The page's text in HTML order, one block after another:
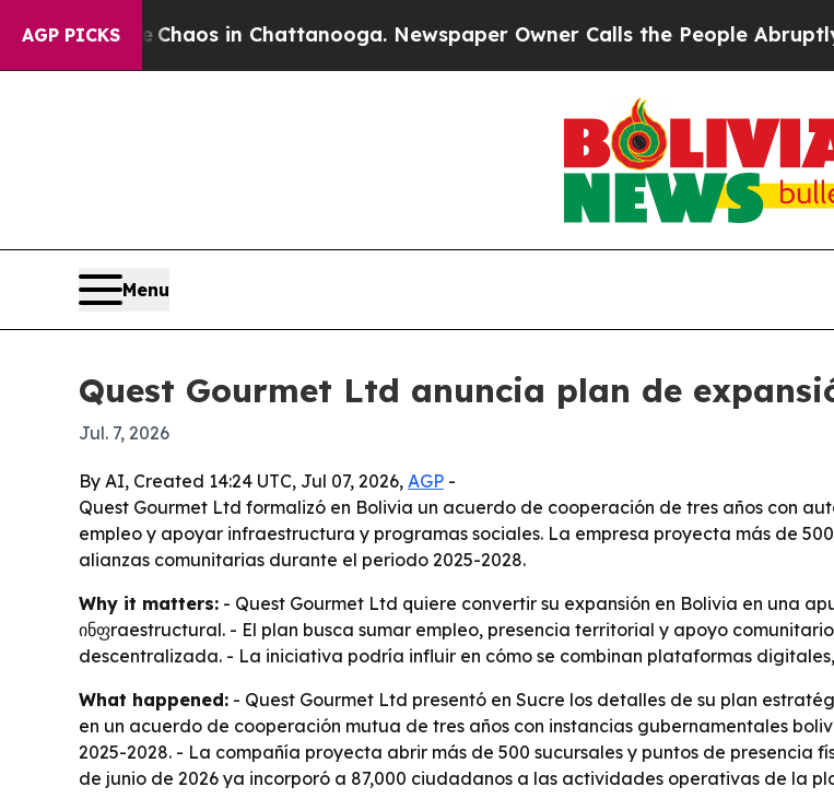
AGP PICKSChaos in Chattanooga. Newspaper Owner Calls the People Abruptly
Menu
Quest Gourmet Ltd anuncia plan de
Jul. 7, 2026
By AI, Created 14:24 UTC, Jul 07, 2026, AGP -
Quest Gourmet Ltd formalizó en Bolivia un acuerdo de cooperación de tres años con
empleo y apoyar infraestructura y programas sociales. La empresa proyecta más de
alianzas comunitarias durante el periodo 2025-2028.
Why it matters: - Quest Gourmet Ltd quiere convertir su expansión en Bolivia en una
ინფraestructural. - El plan busca sumar empleo, presencia territorial y apoyo
descentralizada. - La iniciativa podría influir en cómo se combinan plataformas
What happened: - Quest Gourmet Ltd presentó en Sucre los detalles de su plan
en un acuerdo de cooperación mutua de tres años con instancias gubernamentales
2025-2028. - La compañía proyecta abrir más de 500 sucursales y puntos de presencia
de junio de 2026 ya incorporó a 87,000 ciudadanos a las actividades operativas de la